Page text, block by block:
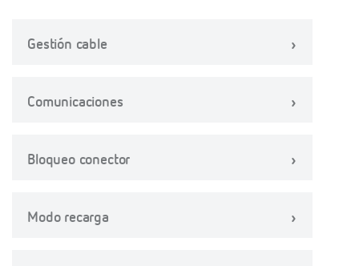
Gestión cable
Comunicaciones
Bloqueo conector
Modo recarga